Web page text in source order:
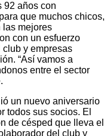
92 años con
que muchos chicos,
las mejores
con un esfuerzo
y empresas
“Así vamos a
entre el sector
un nuevo aniversario
todos sus socios. El
de césped que lleva el
del club y